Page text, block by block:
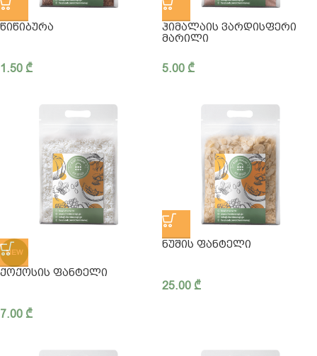
ᲬᲘᲬᲘᲑᲣᲠᲐ
1.50 ₾
ᲰᲘᲛᲐᲚᲐᲘᲡ ᲕᲐᲠᲓᲘᲡᲤᲔᲠᲘ
ᲛᲐᲠᲘᲚᲘ
5.00 ₾
NEW
ᲥᲝᲥᲝᲡᲘᲡ ᲤᲐᲜᲢᲔᲚᲘ
7.00 ₾
ᲜᲣᲨᲘᲡ ᲤᲐᲜᲢᲔᲚᲘ
25.00 ₾